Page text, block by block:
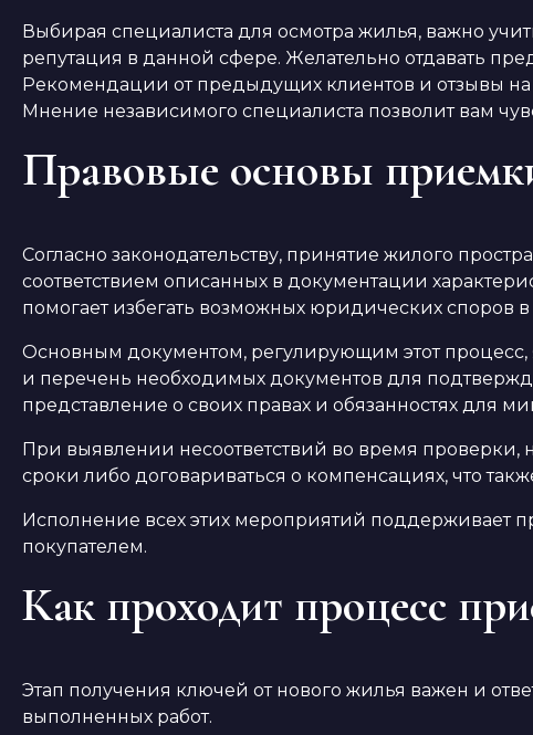
Выбирая специалиста для осмотра жилья, важно
репутация в данной сфере. Желательно отдавать
Рекомендации от предыдущих клиентов и отзывы
Мнение независимого специалиста позволит вам
Правовые основы
Согласно законодательству, принятие жилого
соответствием описанных в документации
помогает избегать возможных юридических споров
Основным документом, регулирующим этот процесс,
и перечень необходимых документов для
представление о своих правах и обязанностях для
При выявлении несоответствий во время проверки,
сроки либо договариваться о компенсациях, что
Исполнение всех этих мероприятий поддерживает
покупателем.
Как проходит процесс
Этап получения ключей от нового жилья важен и
выполненных работ.